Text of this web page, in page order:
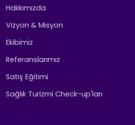
Hakkımızda
Vizyon & Misyon
Ekibimiz
Referanslarımız
Satış Eğitimi
Sağlık Turizmi Check-up'ları